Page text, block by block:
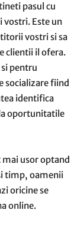
pasul cu
vostri. Este un
vostri si sa
clientii il ofera.
pentru
socializare fiind
identifica
oportunitatile
usor optand
timp, oamenii
oricine se
online.